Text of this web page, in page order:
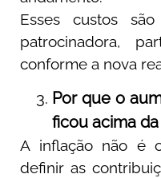
Esses custos
patrocinadora,
conforme a nova
Por que o
ficou acima
A inflação não é
definir as